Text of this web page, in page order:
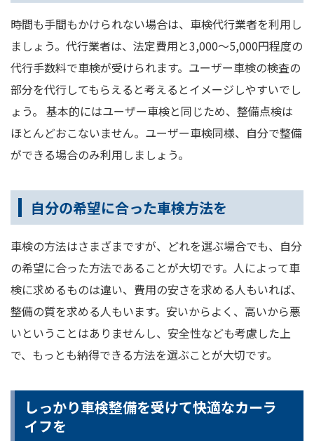
時間も手間もかけられない場合は、車検代行業者を利用し
ましょう。代行業者は、法定費用と3,000～5,000円程度の
代行手数料で車検が受けられます。ユーザー車検の検査の
部分を代行してもらえると考えるとイメージしやすいでし
ょう。 基本的にはユーザー車検と同じため、整備点検は
ほとんどおこないません。ユーザー車検同様、自分で整備
ができる場合のみ利用しましょう。
自分の希望に合った車検方法を
車検の方法はさまざまですが、どれを選ぶ場合でも、自分
の希望に合った方法であることが大切です。人によって車
検に求めるものは違い、費用の安さを求める人もいれば、
整備の質を求める人もいます。安いからよく、高いから悪
いということはありませんし、安全性なども考慮した上
で、もっとも納得できる方法を選ぶことが大切です。
しっかり車検整備を受けて快適なカーラ
イフを